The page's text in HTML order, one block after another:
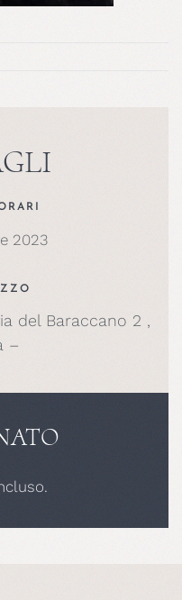
2023
del Baraccano 2 ,
–